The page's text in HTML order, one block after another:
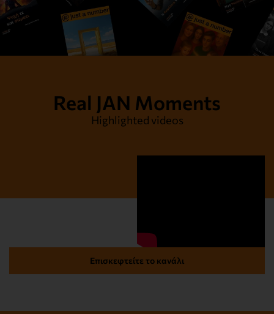
Real JAN Moments
Highlighted videos
Επισκεφτείτε το κανάλι